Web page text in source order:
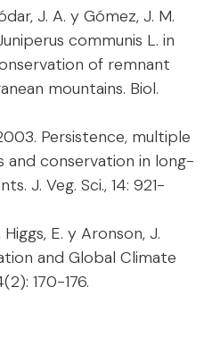
J. A. y Gómez, J. M.
communis L. in
of remnant
mountains. Biol.
Persistence, multiple
and conservation in long-
J. Veg. Sci., 14: 921-
Higgs, E. y Aronson, J.
and Global Climate
170-176.